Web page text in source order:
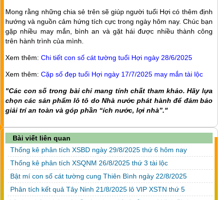
Mong rằng những chia sẻ trên sẽ giúp người tuổi Hợi có thêm định
hướng và nguồn cảm hứng tích cực trong ngày hôm nay. Chúc bạn
gặp nhiều may mắn, bình an và gặt hái được nhiều thành công
trên hành trình của mình.
Xem thêm: Chi tiết con số cát tường tuổi Hợi ngày 28/6/2025
Xem thêm: Cặp số đẹp tuổi Hợi ngày 17/7/2025 may mắn tài lộc
"Các con số trong bài chỉ mang tính chất tham khảo. Hãy lựa
chọn các sản phẩm lô tô do Nhà nước phát hành để đảm bảo
giải trí an toàn và góp phần “ích nước, lợi nhà”."
Bài viết liên quan
Thống kê phân tích XSBD ngày 29/8/2025 thứ 6 hôm nay
Thống kê phân tích XSQNM 26/8/2025 thứ 3 tài lộc
Bật mí con số cát tường cung Thiên Bình ngày 22/8/2025
Phân tích kết quả Tây Ninh 21/8/2025 lô VIP XSTN thứ 5